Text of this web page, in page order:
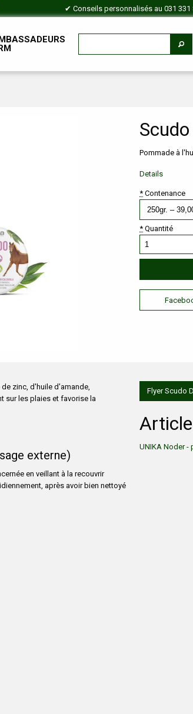
✔ Conseils personnalisés au 031 331
Pommade à
Details
* Contenance
* Quantité
zinc, d'huile d'amande,
sur les plaies et favorise la
externe)
en veillant à la recouvrir
après avoir bien nettoyé
Flyer Scudo
Article
UNIKA Noder -